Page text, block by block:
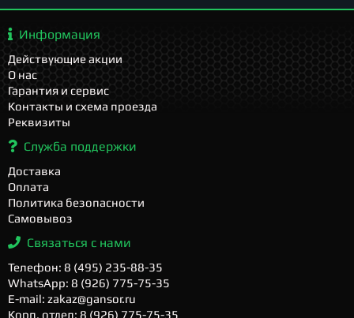
Информация
Действующие акции
О нас
Гарантия и сервис
Контакты и схема проезда
Реквизиты
Служба поддержки
Доставка
Оплата
Политика безопасности
Самовывоз
Связаться с нами
Телефон: 8 (495) 235-88-35
WhatsApp: 8 (926) 775-75-35
E-mail: zakaz@gansor.ru
Корп. отдел: 8 (926) 775-75-35